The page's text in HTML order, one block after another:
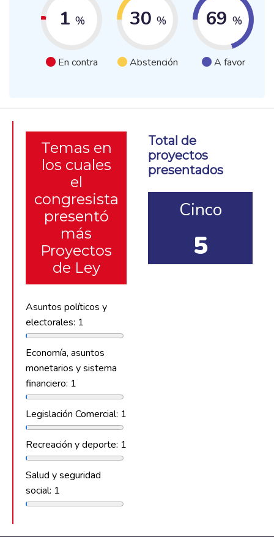
1 %
En contra
30 %
Abstención
69 %
A favor
Temas en
los cuales
el
congresista
presentó
más
Proyectos
de Ley
Asuntos políticos y
electorales: 1
Economía, asuntos
monetarios y sistema
financiero: 1
Legislación Comercial: 1
Recreación y deporte: 1
Salud y seguridad
social: 1
Total de
proyectos
presentados
Cinco
5